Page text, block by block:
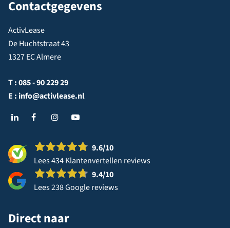
Contactgegevens
ActivLease
De Huchtstraat 43
1327 EC Almere
T :085 - 90 229 29
E : info@activlease.nl
9.6/10
Lees 434 Klantenvertellen reviews
9.4/10
Lees 238 Google reviews
Direct naar